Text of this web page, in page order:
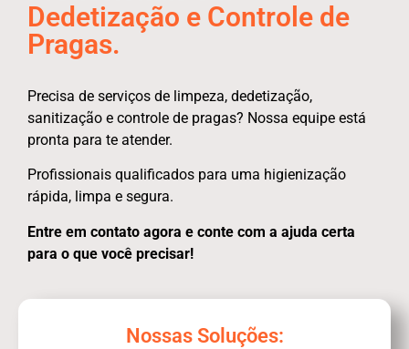
Dedetização e Controle de
Pragas.
Precisa de serviços de limpeza, dedetização,
sanitização e controle de pragas? Nossa equipe está
pronta para te atender.
Profissionais qualificados para uma higienização
rápida, limpa e segura.
Entre em contato agora e conte com a ajuda certa
para o que você precisar!
Nossas Soluções: